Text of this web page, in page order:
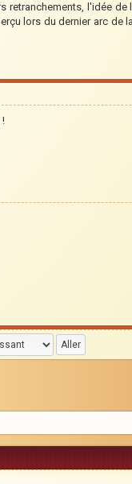
l'idée de
lors du dernier arc de
!